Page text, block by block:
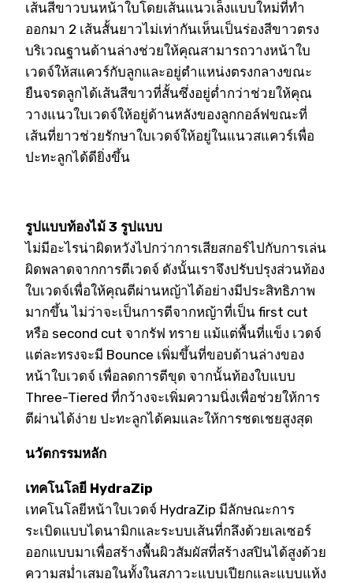
เส้นสีขาวบนหน้าใบโดยเส้นแนวเล็งแบบใหม่ที่ทำ
ออกมา 2 เส้นสั้นยาวไม่เท่ากันเห็นเป็นร่องสีขาวตรง
บริเวณฐานด้านล่างช่วยให้คุณสามารถวางหน้าใบ
เวดจ์ให้สแควร์กับลูกและอยู่ตำแหน่งตรงกลางขณะ
ยืนจรดลูกได้เส้นสีขาวที่สั้นซึ่งอยู่ต่ำกว่าช่วยให้คุณ
วางแนวใบเวดจ์ให้อยู่ด้านหลังของลูกกอล์ฟขณะที่
เส้นที่ยาวช่วยรักษาใบเวดจ์ให้อยู่ในแนวสแควร์เพื่อ
ปะทะลูกได้ดียิ่งขึ้น
รูปแบบท้องไม้ 3 รูปแบบ
ไม่มีอะไรน่าผิดหวังไปกว่าการเสียสกอร์ไปกับการเล่น
ผิดพลาดจากการตีเวดจ์ ดังนั้นเราจึงปรับปรุงส่วนท้อง
ใบเวดจ์เพื่อให้คุณตีผ่านหญ้าได้อย่างมีประสิทธิภาพ
มากขึ้น ไม่ว่าจะเป็นการตีจากหญ้าที่เป็น first cut
หรือ second cut จากรัฟ ทราย แม้แต่พื้นที่แข็ง เวดจ์
แต่ละทรงจะมี Bounce เพิ่มขึ้นที่ขอบด้านล่างของ
หน้าใบเวดจ์ เพื่อลดการตีขุด จากนั้นท้องใบแบบ
Three-Tiered ที่กว้างจะเพิ่มความนิ่งเพื่อช่วยให้การ
ตีผ่านได้ง่าย ปะทะลูกได้คมและให้การชดเชยสูงสุด
นวัตกรรมหลัก
เทคโนโลยี HydraZip
เทคโนโลยีหน้าใบเวดจ์ HydraZip มีลักษณะการ
ระเบิดแบบไดนามิกและระบบเส้นที่กลึงด้วยเลเซอร์
ออกแบบมาเพื่อสร้างพื้นผิวสัมผัสที่สร้างสปินได้สูงด้วย
ความสม่ำเสมอในทั้งในสภาวะแบบเปียกและแบบแห้ง